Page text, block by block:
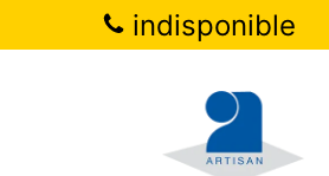
indisponible